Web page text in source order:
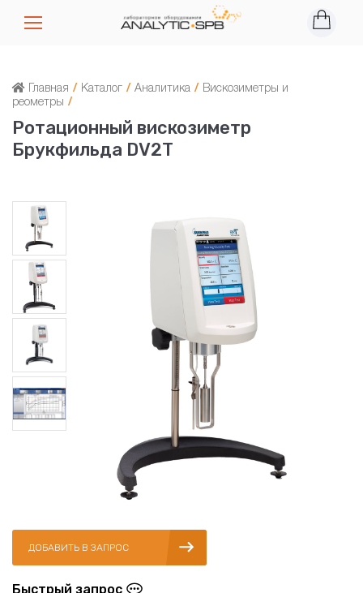
Главная / Каталог / Аналитика / Вискозиметры и
реометры /
Ротационный вискозиметр
Брукфильда DV2T
ДОБАВИТЬ В ЗАПРОС
Быстрый запрос